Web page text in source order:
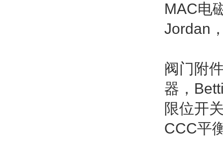
MAC电
Jordan
阀门附
器，
限位开
CCC平